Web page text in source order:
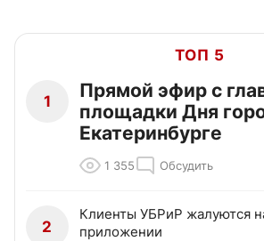
ТОП 5
1
Прямой эфир с
площадки Дня
Екатеринбурге
1 355 Обсудить
2
Клиенты УБРиР жалуются
приложении